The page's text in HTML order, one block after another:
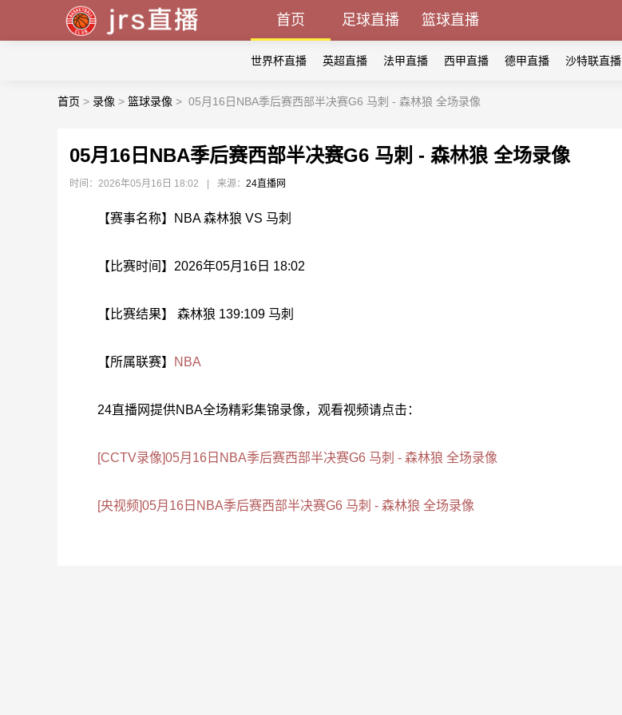
首页 足球直播 篮球直播
世界杯直播 英超直播 法甲直播 西甲直播 德甲直播 沙特联直播
首页 > 录像 > 篮球录像 > 05月16日NBA季后赛西部半决赛G6 马刺 - 森林狼 全场录像
05月16日NBA季后赛西部半决赛G6 马刺 - 森林狼 全场录像
时间：2026年05月16日 18:02 来源： 24直播网
【赛事名称】NBA 森林狼 VS 马刺
【比赛时间】2026年05月16日 18:02
【比赛结果】 森林狼 139:109 马刺
【所属联赛】 NBA
24直播网提供NBA全场精彩集锦录像，观看视频请点击：
[CCTV录像]05月16日NBA季后赛西部半决赛G6 马刺 - 森林狼 全场录像
[央视频]05月16日NBA季后赛西部半决赛G6 马刺 - 森林狼 全场录像